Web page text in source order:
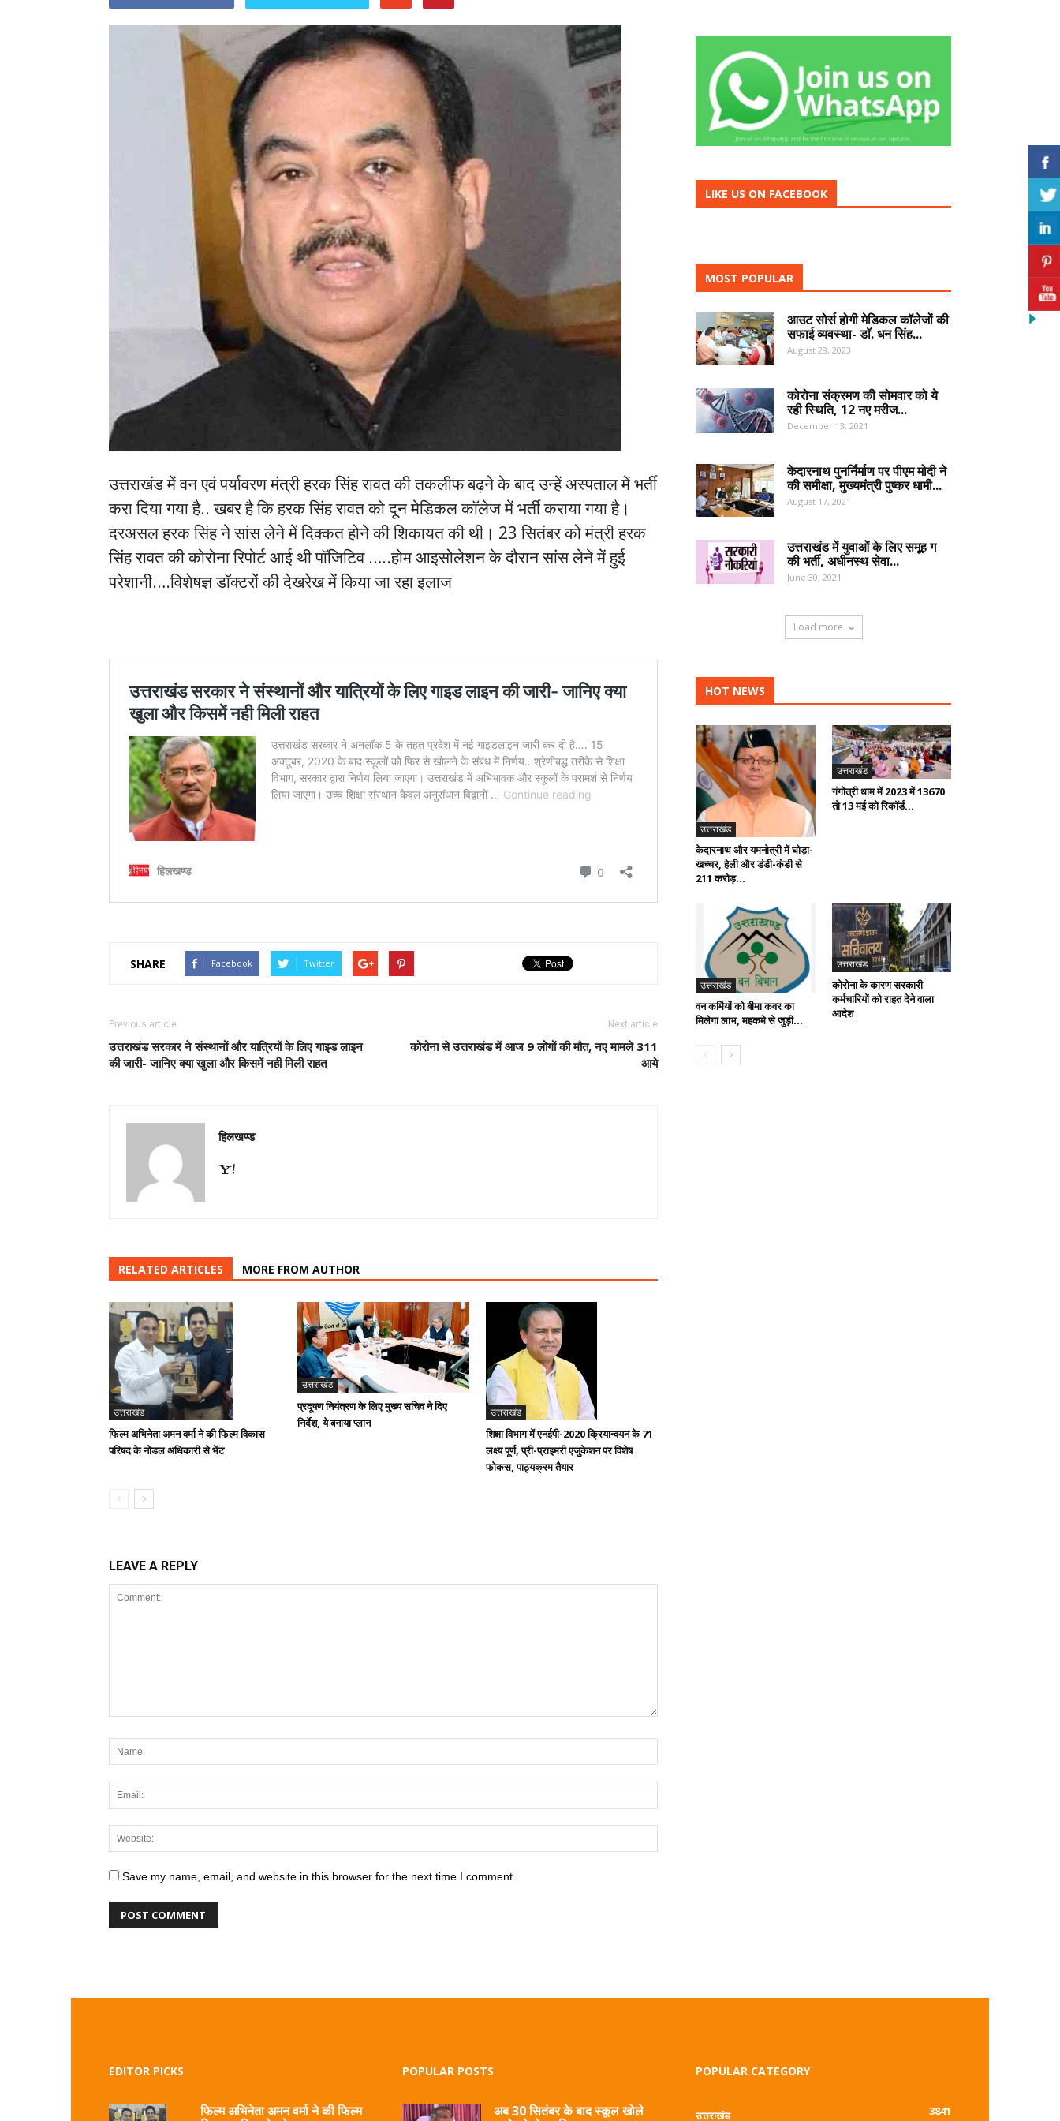
उत्तराखंड में वन एवं पर्यावरण मंत्री हरक सिंह रावत की तकलीफ बढ़ने के बाद उन्हें अस्पताल में भर्ती
करा दिया गया है.. खबर है कि हरक सिंह रावत को दून मेडिकल कॉलेज में भर्ती कराया गया है।
दरअसल हरक सिंह ने सांस लेने में दिक्कत होने की शिकायत की थी। 23 सितंबर को मंत्री हरक
सिंह रावत की कोरोना रिपोर्ट आई थी पॉजिटिव …..होम आइसोलेशन के दौरान सांस लेने में हुई
परेशानी….विशेषज्ञ डॉक्टरों की देखरेख में किया जा रहा इलाज
SHARE Facebook Twitter
Previous article
उत्तराखंड सरकार ने संस्थानों और यात्रियों के लिए गाइड लाइन
की जारी- जानिए क्या खुला और किसमें नही मिली राहत
Next article
कोरोना से उत्तराखंड में आज 9 लोगों की मौत, नए मामले 311
आये
हिलखण्ड
RELATED ARTICLES MORE FROM AUTHOR
उत्तराखंड
फिल्म अभिनेता अमन वर्मा ने की फिल्म विकास
परिषद के नोडल अधिकारी से भेंट
उत्तराखंड
प्रदूषण नियंत्रण के लिए मुख्य सचिव ने दिए
निर्देश, ये बनाया प्लान
उत्तराखंड
शिक्षा विभाग में एनईपी-2020 क्रियान्वयन के 71
लक्ष्य पूर्ण, प्री-प्राइमरी एजुकेशन पर विशेष
फोकस, पाठ्यक्रम तैयार
LEAVE A REPLY
Save my name, email, and website in this browser for the next time I comment.
LIKE US ON FACEBOOK
MOST POPULAR
आउट सोर्स होगी मेडिकल कॉलेजों की
सफाई व्यवस्था- डॉ. धन सिंह...
August 28, 2023
कोरोना संक्रमण की सोमवार को ये
रही स्थिति, 12 नए मरीज...
December 13, 2021
केदारनाथ पुनर्निर्माण पर पीएम मोदी ने
की समीक्षा, मुख्यमंत्री पुष्कर धामी...
August 17, 2021
उत्तराखंड में युवाओं के लिए समूह ग
की भर्ती, अधीनस्थ सेवा...
June 30, 2021
Load more
HOT NEWS
उत्तराखंड
केदारनाथ और यमनोत्री में घोड़ा-
खच्चर, हेली और डंडी-कंडी से
211 करोड़...
उत्तराखंड
गंगोत्री धाम में 2023 में 13670
तो 13 मई को रिकॉर्ड...
उत्तराखंड
वन कर्मियों को बीमा कवर का
मिलेगा लाभ, महकमे से जुड़ी...
उत्तराखंड
कोरोना के कारण सरकारी
कर्मचारियों को राहत देने वाला
आदेश
EDITOR PICKS
फिल्म अभिनेता अमन वर्मा ने की फिल्म
POPULAR POSTS
अब 30 सितंबर के बाद स्कूल खोले
POPULAR CATEGORY
उत्तराखंड 3841